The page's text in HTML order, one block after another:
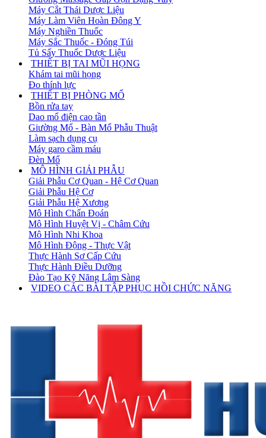
Máy Cắt Thái Dược Liệu
Máy Làm Viên Hoàn Đông Y
Máy Nghiền Thuốc
Máy Sắc Thuốc - Đóng Túi
Tủ Sấy Thuốc Dược Liệu
THIẾT BỊ TAI MŨI HỌNG
Khám tai mũi họng
Đo thính lực
THIẾT BỊ PHÒNG MỔ
Bồn rửa tay
Dao mổ điện cao tần
Giường Mổ - Bàn Mổ Phẫu Thuật
Làm sạch dụng cụ
Máy garo cầm máu
Đèn Mổ
MÔ HÌNH GIẢI PHẪU
Giải Phẫu Cơ Quan - Hệ Cơ Quan
Giải Phẫu Hệ Cơ
Giải Phẫu Hệ Xương
Mô Hình Chẩn Đoán
Mô Hình Huyệt Vị - Châm Cứu
Mô Hình Nhi Khoa
Mô Hình Động - Thực Vật
Thực Hành Sơ Cấp Cứu
Thực Hành Điều Dưỡng
Đào Tạo Kỹ Năng Lâm Sàng
VIDEO CÁC BÀI TẬP PHỤC HỒI CHỨC NĂNG